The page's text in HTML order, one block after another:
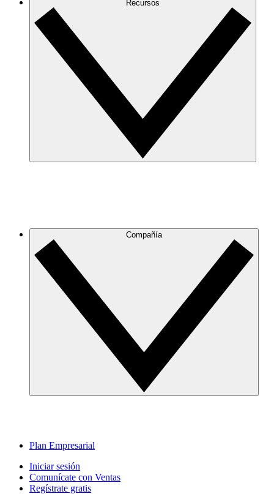
Recursos
Compañía
Plan Empresarial
Iniciar sesión
Comunícate con Ventas
Regístrate gratis